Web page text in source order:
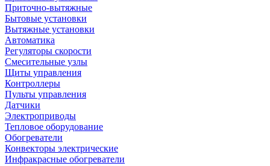
Приточно-вытяжные
Бытовые установки
Вытяжные установки
Автоматика
Регуляторы скорости
Смесительные узлы
Щиты управления
Контроллеры
Пульты управления
Датчики
Электроприводы
Тепловое оборудование
Обогреватели
Конвекторы электрические
Инфракрасные обогреватели